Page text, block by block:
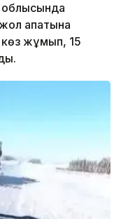
облысында
апатына
жұмып, 15